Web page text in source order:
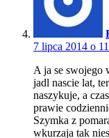
7 lipca 2014 o
A ja se swojego
jadl nascie lat,
naszykuje, a
prawie
Szymka z
wkurzaja tak